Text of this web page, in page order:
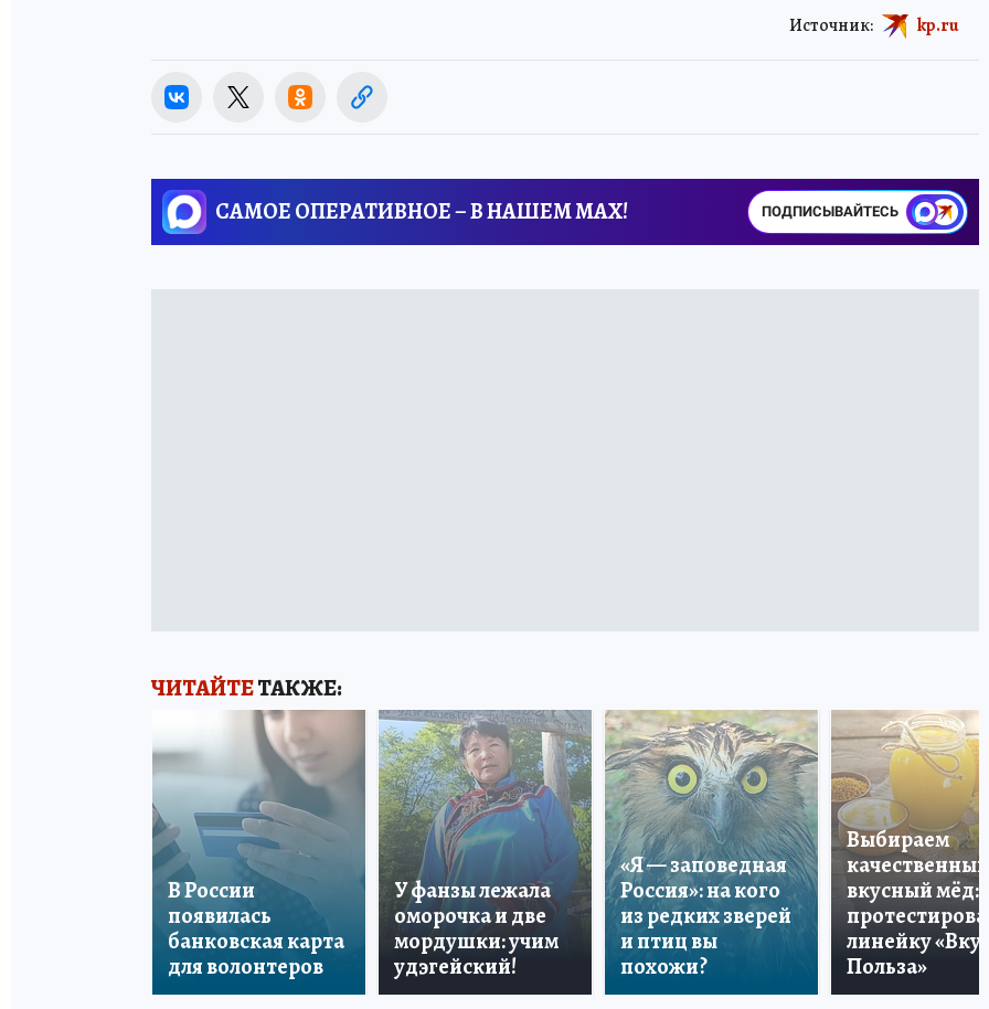
Источник: kp.ru
САМОЕ ОПЕРАТИВНОЕ – В НАШЕМ MAX! ПОДПИСЫВАЙТЕСЬ
ЧИТАЙТЕТАКЖЕ:
В России
появилась
банковская карта
для волонтеров
У фанзы лежала
оморочка и две
мордушки: учим
удэгейский!
«Я — заповедная
Россия»: на кого
из редких зверей
и птиц вы
похожи?
Выбираем
качественный
вкусный мёд:
линейку «Вкус
Польза»